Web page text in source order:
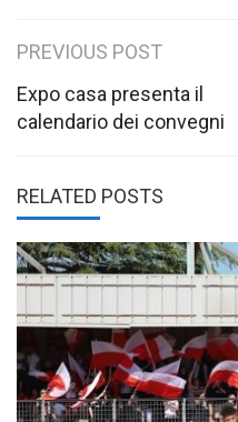
Post
navigation
PREVIOUS POST
Expo casa presenta il
calendario dei convegni
RELATED POSTS